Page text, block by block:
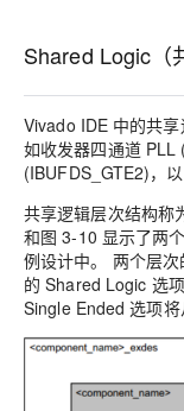
Shared Logic（
Vivado IDE 中的共
如收发器四通道
(IBUFDS_GTE2)，
共享逻辑层次结构称
和图 3-10 显示了两
例设计中。 两个层
的 Shared Logic 选
Single Ended 选项将